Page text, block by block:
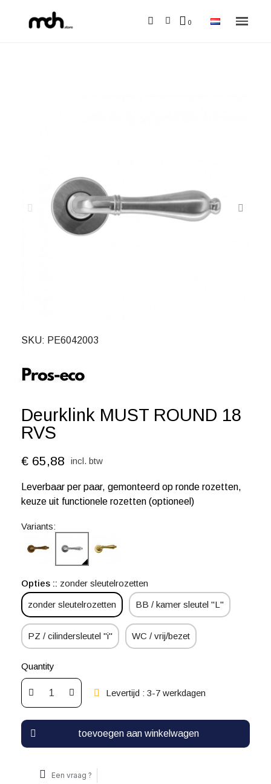
SKU PE6042003
Deurklink MUST ROUND 18
RVS
€ 65,88 incl. btw
Leverbaar per paar, gemonteerd op ronde rozetten,
keuze uit functionele rozetten (optioneel)
Variants:
Opties : zonder sleutelrozetten
zonder sleutelrozetten BB / kamer sleutel "L"
PZ / cilindersleutel "i" WC / vrij/bezet
Quantity
Levertijd : 3-7 werkdagen
toevoegen aan winkelwagen
Een vraag ?